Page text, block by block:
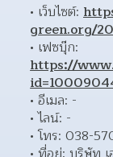
เว็บไซต์:
green.org/
https://
อีเมล: -
ไลน์: -
โทร: 038-